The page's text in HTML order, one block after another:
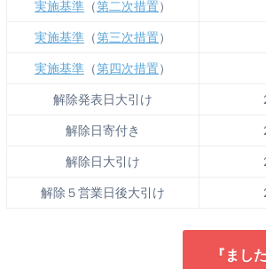
実施基準 （第二次措置）
実施基準 （第三次措置）
実施基準 （第四次措置）
解除発表日大引け
解除日寄付き
解除日大引け
解除５営業日後大引け
『まし